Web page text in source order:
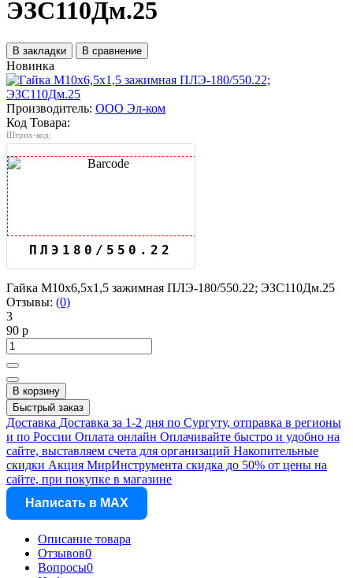
ЭЗС110Дм.25
В закладки В сравнение
Новинка
Производитель: ООО Эл-ком
Код Товара:
Штрих-код:
ПЛЭ180/550.22
Гайка М10х6,5х1,5 зажимная ПЛЭ-180/550.22; ЭЗС110Дм.25
Отзывы: (0)
3
90 р
В корзину
Быстрый заказ
Доставка Доставка за 1-2 дня по Сургуту, отправка в регионы
и по России Оплата онлайн Оплачивайте быстро и удобно на
сайте, выставляем счета для организаций Накопительные
скидки Акция МирИнструмента скидка до 50% от цены на
сайте, при покупке в магазине
Написать в MAX
Описание товара
Отзывов0
Вопросы0